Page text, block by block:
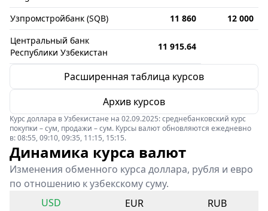
Узпромстройбанк (SQB)
11 860
12 000
Центральный банк
Республики Узбекистан
11 915.64
Расширенная таблица курсов
Архив курсов
Курс доллара в Узбекистане на 02.09.2025: среднебанковский курс
покупки – сум, продажи – сум. Курсы валют обновляются ежедневно
в: 08:55, 09:10, 09:35, 11:15, 15:15.
Динамика курса валют
Изменения обменного курса доллара, рубля и евро
по отношению к узбекскому суму.
USD
EUR RUB